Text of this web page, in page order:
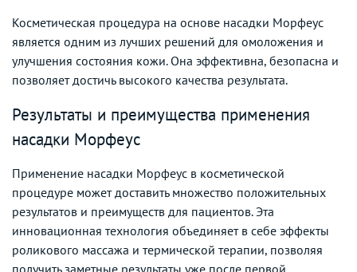
Косметическая процедура на основе насадки Морфеус
является одним из лучших решений для омоложения и
улучшения состояния кожи. Она эффективна, безопасна и
позволяет достичь высокого качества результата.
Результаты и преимущества применения
насадки Морфеус
Применение насадки Морфеус в косметической
процедуре может доставить множество положительных
результатов и преимуществ для пациентов. Эта
инновационная технология объединяет в себе эффекты
роликового массажа и термической терапии, позволяя
получить заметные результаты уже после первой